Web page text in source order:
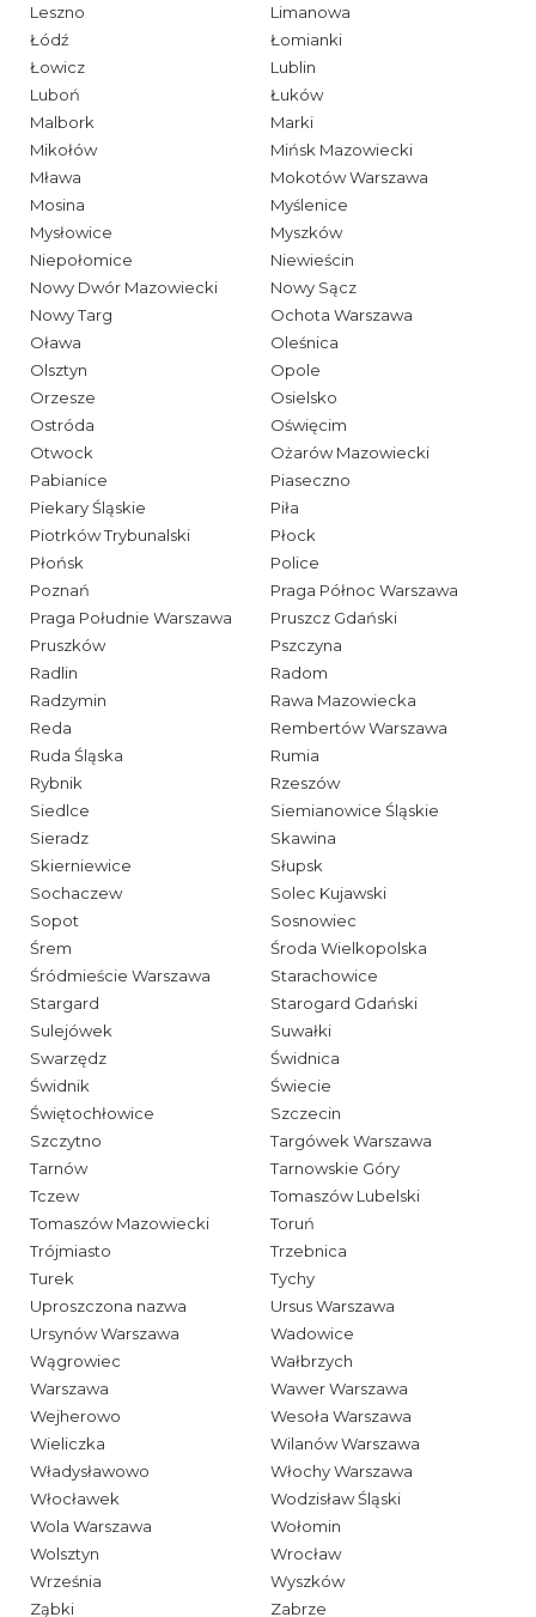
Leszno
Limanowa
Łódź
Łomianki
Łowicz
Lublin
Luboń
Łuków
Malbork
Marki
Mikołów
Mińsk Mazowiecki
Mława
Mokotów Warszawa
Mosina
Myślenice
Mysłowice
Myszków
Niepołomice
Niewieścin
Nowy Dwór Mazowiecki
Nowy Sącz
Nowy Targ
Ochota Warszawa
Oława
Oleśnica
Olsztyn
Opole
Orzesze
Osielsko
Ostróda
Oświęcim
Otwock
Ożarów Mazowiecki
Pabianice
Piaseczno
Piekary Śląskie
Piła
Piotrków Trybunalski
Płock
Płońsk
Police
Poznań
Praga Północ Warszawa
Praga Południe Warszawa
Pruszcz Gdański
Pruszków
Pszczyna
Radlin
Radom
Radzymin
Rawa Mazowiecka
Reda
Rembertów Warszawa
Ruda Śląska
Rumia
Rybnik
Rzeszów
Siedlce
Siemianowice Śląskie
Sieradz
Skawina
Skierniewice
Słupsk
Sochaczew
Solec Kujawski
Sopot
Sosnowiec
Śrem
Środa Wielkopolska
Śródmieście Warszawa
Starachowice
Stargard
Starogard Gdański
Sulejówek
Suwałki
Swarzędz
Świdnica
Świdnik
Świecie
Świętochłowice
Szczecin
Szczytno
Targówek Warszawa
Tarnów
Tarnowskie Góry
Tczew
Tomaszów Lubelski
Tomaszów Mazowiecki
Toruń
Trójmiasto
Trzebnica
Turek
Tychy
Uproszczona nazwa
Ursus Warszawa
Ursynów Warszawa
Wadowice
Wągrowiec
Wałbrzych
Warszawa
Wawer Warszawa
Wejherowo
Wesoła Warszawa
Wieliczka
Wilanów Warszawa
Władysławowo
Włochy Warszawa
Włocławek
Wodzisław Śląski
Wola Warszawa
Wołomin
Wolsztyn
Wrocław
Września
Wyszków
Ząbki
Zabrze